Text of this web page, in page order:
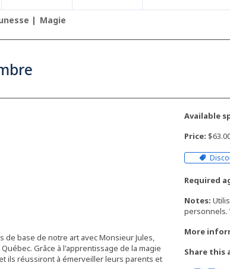
Magie
base de notre art avec Monsieur Jules,
Grâce à l'apprentissage de la magie
ils réussiront à émerveiller leurs parents et
Available
Price:
Required
Notes:
personnels.
More
Share this